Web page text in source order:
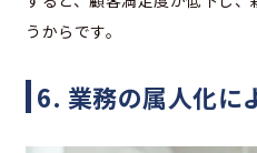
うからです。
6. 業務の属人化に